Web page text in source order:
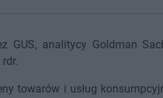
GUS, analitycy Goldman
towarów i usług